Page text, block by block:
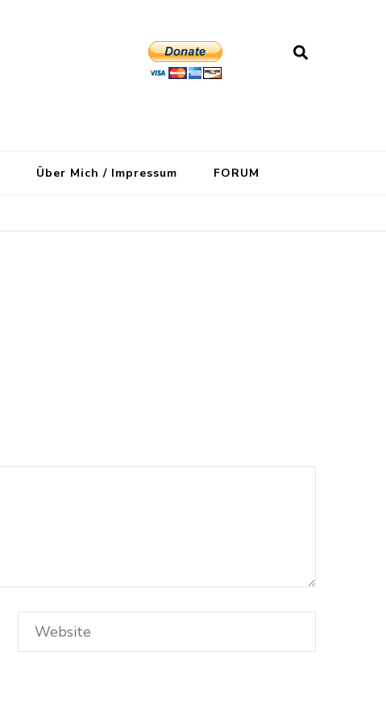
Über Mich / Impressum FORUM